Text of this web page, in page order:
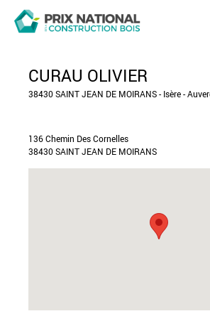
CURAU OLIVIER
38430 SAINT JEAN DE MOIRANS - Isère -
136 Chemin Des Cornelles
38430 SAINT JEAN DE MOIRANS